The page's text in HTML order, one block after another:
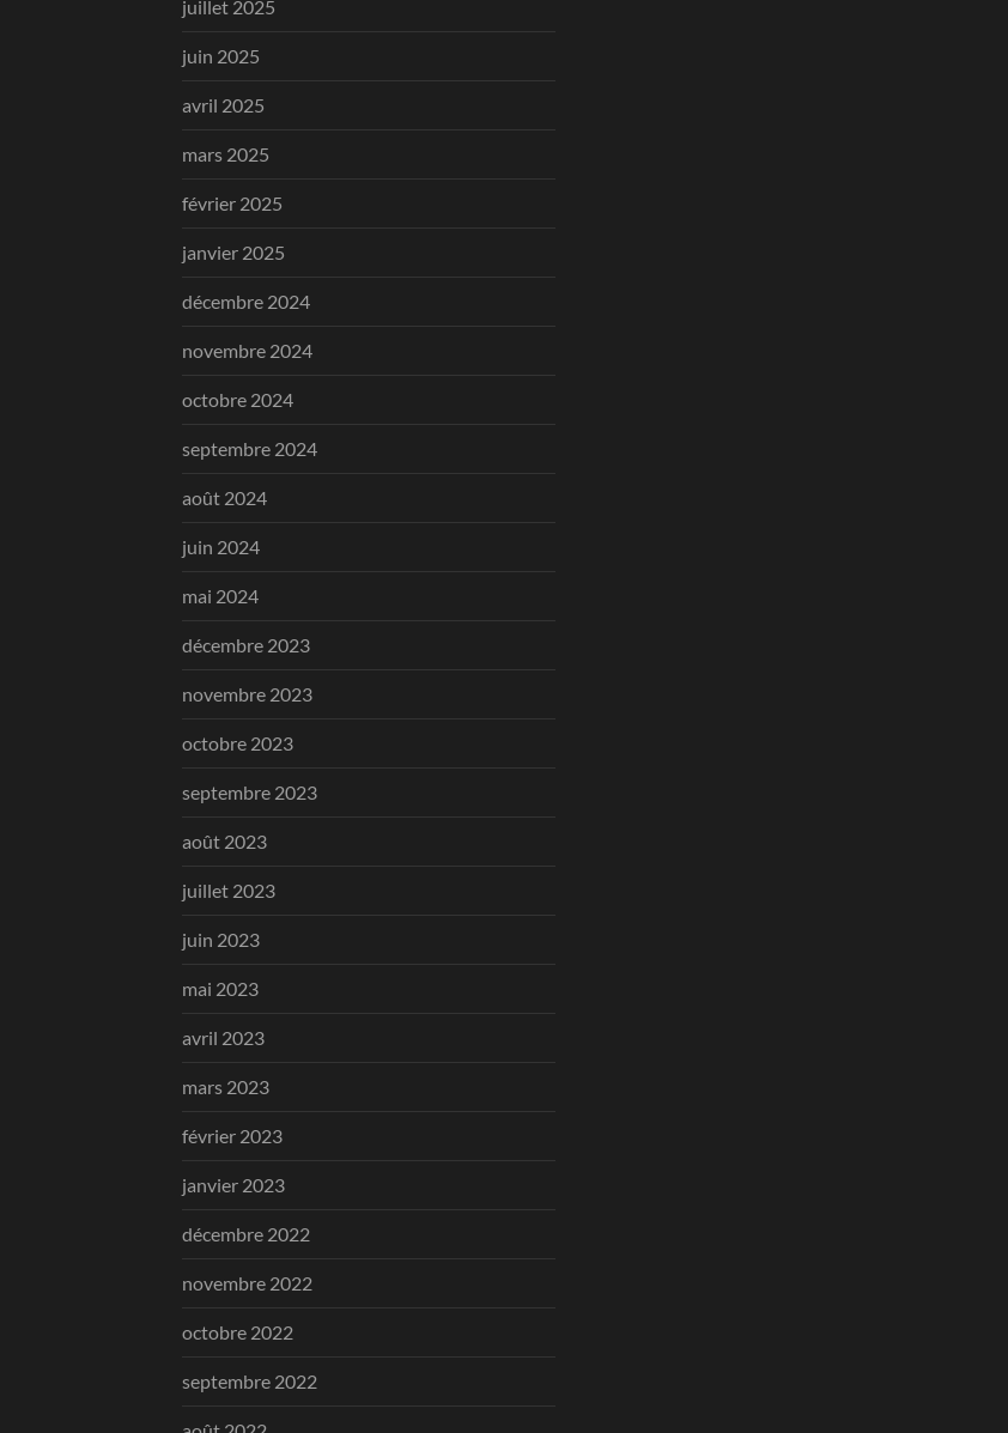
juillet 2025
juin 2025
avril 2025
mars 2025
février 2025
janvier 2025
décembre 2024
novembre 2024
octobre 2024
septembre 2024
août 2024
juin 2024
mai 2024
décembre 2023
novembre 2023
octobre 2023
septembre 2023
août 2023
juillet 2023
juin 2023
mai 2023
avril 2023
mars 2023
février 2023
janvier 2023
décembre 2022
novembre 2022
octobre 2022
septembre 2022